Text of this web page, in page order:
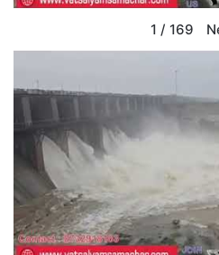
1 / 169